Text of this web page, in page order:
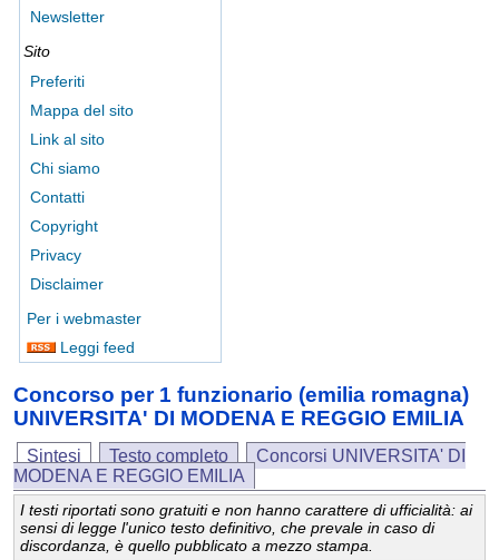
Newsletter
Sito
Preferiti
Mappa del sito
Link al sito
Chi siamo
Contatti
Copyright
Privacy
Disclaimer
Per i webmaster
Leggi feed
Concorso per 1 funzionario (emilia romagna)
UNIVERSITA' DI MODENA E REGGIO EMILIA
Sintesi Testo completo
Concorsi UNIVERSITA' DI
MODENA E REGGIO EMILIA
I testi riportati sono gratuiti e non hanno carattere di ufficialità: ai
sensi di legge l'unico testo definitivo, che prevale in caso di
discordanza, è quello pubblicato a mezzo stampa.